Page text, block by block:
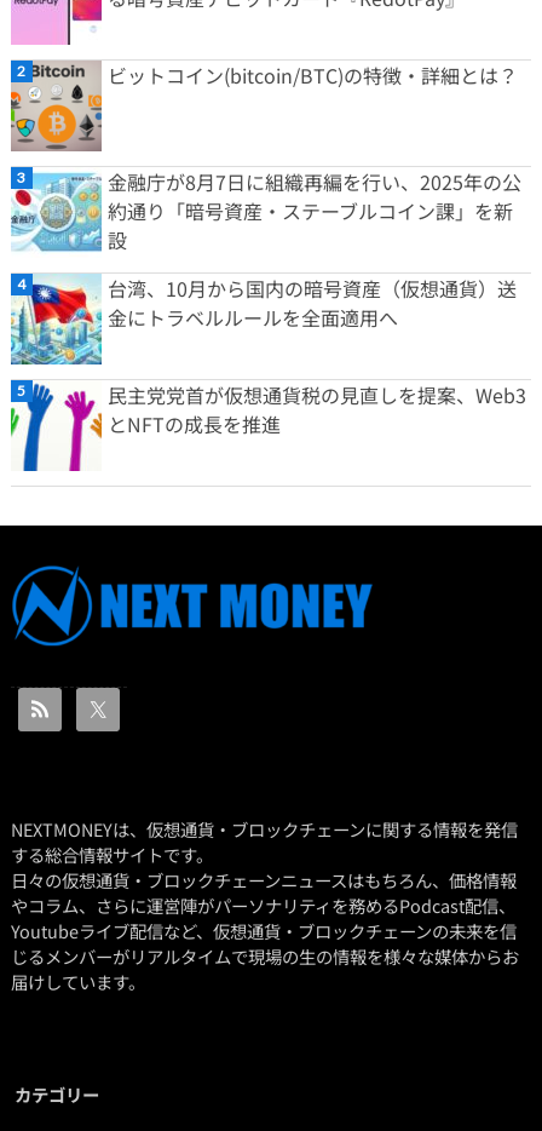
ビットコイン(bitcoin/BTC)の特徴・詳細とは？
金融庁が8月7日に組織再編を行い、2025年の公
約通り「暗号資産・ステーブルコイン課」を新
設
台湾、10月から国内の暗号資産（仮想通貨）送
金にトラベルルールを全面適用へ
民主党党首が仮想通貨税の見直しを提案、Web3
とNFTの成長を推進
NEXTMONEYは、仮想通貨・ブロックチェーンに関する情報を発信
する総合情報サイトです。
日々の仮想通貨・ブロックチェーンニュースはもちろん、価格情報
やコラム、さらに運営陣がパーソナリティを務めるPodcast配信、
Youtubeライブ配信など、仮想通貨・ブロックチェーンの未来を信
じるメンバーがリアルタイムで現場の生の情報を様々な媒体からお
届けしています。
カテゴリー